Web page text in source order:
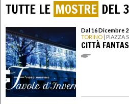
TUTTE LE MOSTRE DEL
Dal 16 Dicembre
TORINO | PIAZZA
CITTÀ